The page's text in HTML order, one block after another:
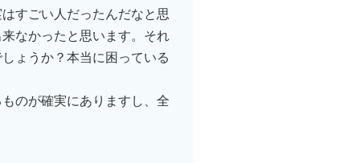
すごい人だったんだなと思
なかったと思います。それ
ょうか？本当に困っている
のが確実にありますし、全